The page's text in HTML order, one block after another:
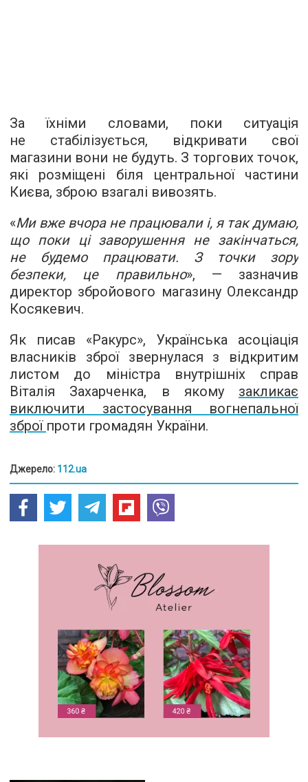
За їхніми словами, поки ситуація
не стабілізується, відкривати свої
магазини вони не будуть. З торгових точок,
які розміщені біля центральної частини
Києва, зброю взагалі вивозять.
«Ми вже вчора не працювали і, я так думаю,
що поки ці заворушення не закінчаться,
не будемо працювати. З точки зору
безпеки, це правильно», — зазначив
директор збройового магазину Олександр
Косякевич.
Як писав «Ракурс», Українська асоціація
власників зброї звернулася з відкритим
листом до міністра внутрішніх справ
Віталія Захарченка, в якому закликає
виключити застосування вогнепальної
зброї проти громадян України.
Джерело: 112.ua